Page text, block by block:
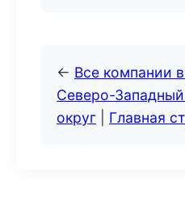
← Все компании
Северо-
округ
Главная